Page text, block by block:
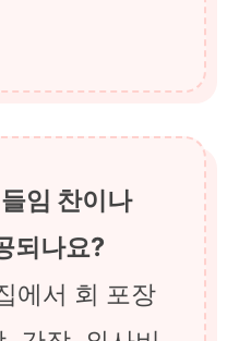
임 찬이나
되나요?
에서 회 포장